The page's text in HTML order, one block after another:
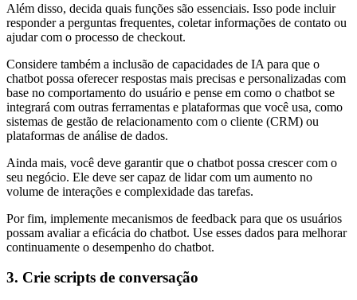
Além disso, decida quais funções são essenciais. Isso pode incluir
responder a perguntas frequentes, coletar informações de contato ou
ajudar com o processo de checkout.
Considere também a inclusão de capacidades de IA para que o
chatbot possa oferecer respostas mais precisas e personalizadas com
base no comportamento do usuário e pense em como o chatbot se
integrará com outras ferramentas e plataformas que você usa, como
sistemas de gestão de relacionamento com o cliente (CRM) ou
plataformas de análise de dados.
Ainda mais, você deve garantir que o chatbot possa crescer com o
seu negócio. Ele deve ser capaz de lidar com um aumento no
volume de interações e complexidade das tarefas.
Por fim, implemente mecanismos de feedback para que os usuários
possam avaliar a eficácia do chatbot. Use esses dados para melhorar
continuamente o desempenho do chatbot.
3. Crie scripts de conversação